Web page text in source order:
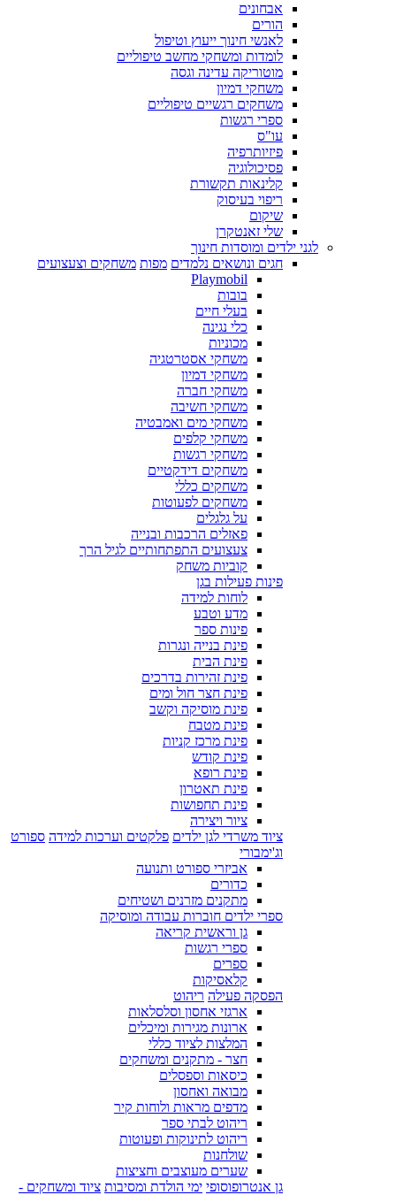
אבחונים
הורים
לאנשי חינוך ייעוץ וטיפול
לומדות ומשחקי מחשב טיפוליים
מוטוריקה עדינה וגסה
משחקי דמיון
משחקים רגשיים טיפוליים
ספרי רגשות
עו"ס
פיזיותרפיה
פסיכולוגיה
קלינאות תקשורת
ריפוי בעיסוק
שיקום
שלי זאנטקרן
לגני ילדים ומוסדות חינוך
חגים ונושאים נלמדים מפות משחקים וצעצועים
Playmobil
בובות
בעלי חיים
כלי נגינה
מכוניות
משחקי אסטרטגיה
משחקי דמיון
משחקי חברה
משחקי חשיבה
משחקי מים ואמבטיה
משחקי קלפים
משחקי רגשות
משחקים דידקטיים
משחקים כללי
משחקים לפעוטות
על גלגלים
פאזלים הרכבות ובנייה
צעצועים התפתחותיים לגיל הרך
קוביות משחק
פינות פעילות בגן
לוחות למידה
מדע וטבע
פינות ספר
פינת בנייה ונגרות
פינת הבית
פינת זהירות בדרכים
פינת חצר חול ומים
פינת מוסיקה וקשב
פינת מטבח
פינת מרכז קניות
פינת קודש
פינת רופא
פינת תאטרון
פינת תחפושות
ציור ויצירה
ציוד משרדי לגן ילדים פלקטים וערכות למידה ספורט
וג'ימבורי
אביזרי ספורט ותנועה
כדורים
מתקנים מזרנים ושטיחים
ספרי ילדים חוברות עבודה ומוסיקה
גן וראשית קריאה
ספרי רגשות
ספרים
קלאסיקות
הפסקה פעילה ריהוט
ארגזי אחסון וסלסלאות
ארונות מגירות ומיכלים
המלצות לציוד כללי
חצר - מתקנים ומשחקים
כיסאות וספסלים
מבואה ואחסון
מדפים מראות ולוחות קיר
ריהוט לבתי ספר
ריהוט לתינוקות ופעוטות
שולחנות
שערים מעוצבים וחציצות
גן אנטרופוסופי ימי הולדת ומסיבות ציוד ומשחקים -